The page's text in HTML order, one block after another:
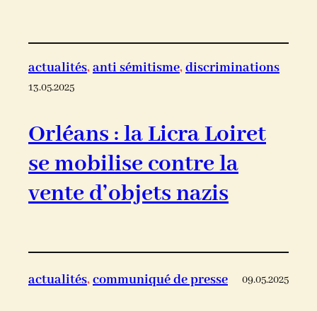
actualités, anti sémitisme, discriminations
13.05.2025
Orléans : la Licra Loiret
se mobilise contre la
vente d’objets nazis
actualités, communiqué de presse 09.05.2025